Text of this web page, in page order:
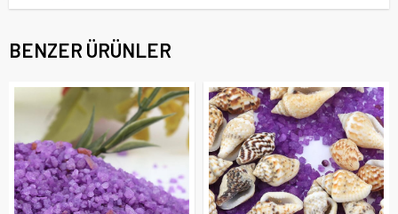
BENZER ÜRÜNLER